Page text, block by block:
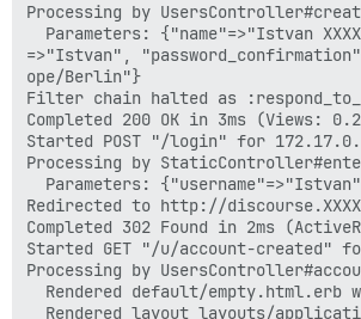
Processing by
Parameters: {"name"=>"Istvan
=>"Istvan",
ope/Berlin"}
Filter chain halted as
Completed 200 OK in 3ms (Views:
Started POST "/login" for
Processing by
Parameters:
Redirected to http://
Completed 302 Found in 2ms
Started GET "/u/account-created"
Processing by
Rendered default/empty.html.erb
Rendered layout layouts/